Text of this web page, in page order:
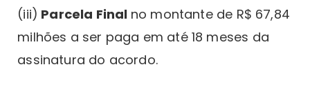
(iii) Parcela Final no montante de R$ 67,84
milhões a ser paga em até 18 meses da
assinatura do acordo.